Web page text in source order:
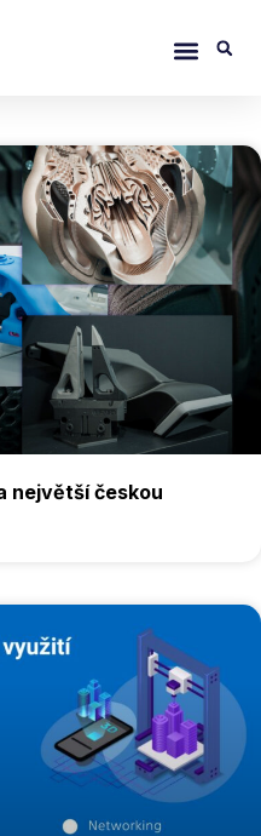
Menu
největší českou